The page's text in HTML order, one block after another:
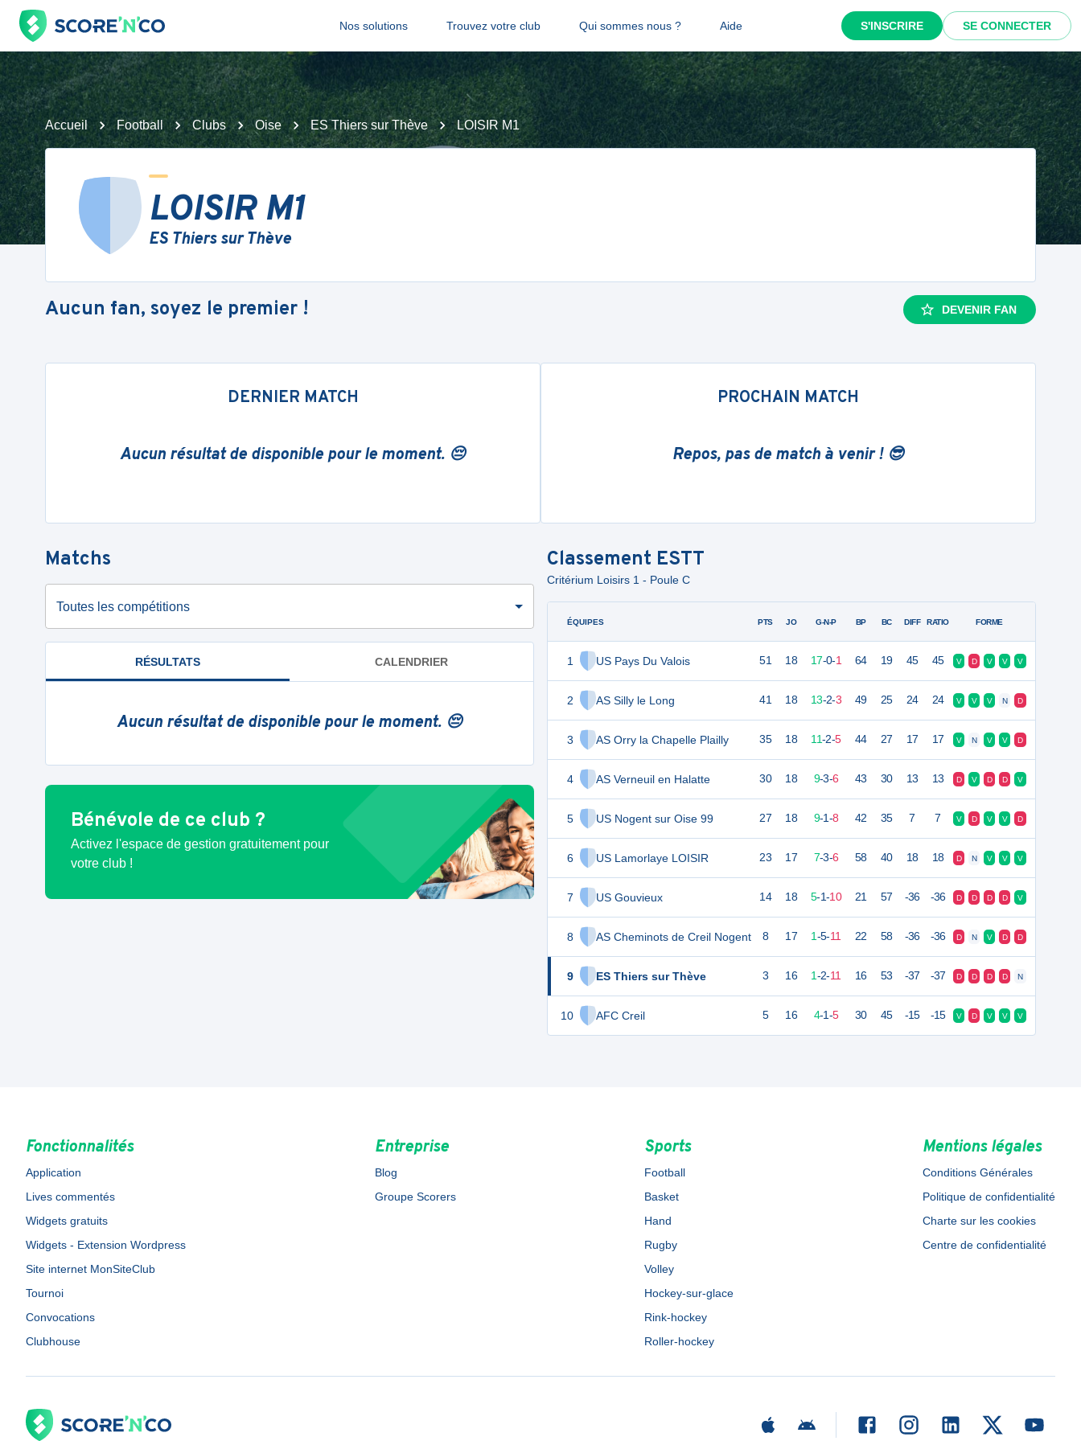
Nos solutions Trouvez votre club Qui sommes nous ? Aide S'INSCRIRE SE CONNECTER
Accueil Football Clubs Oise ES Thiers sur Thève LOISIR M1
LOISIR M1
ES Thiers sur Thève
Aucun fan, soyez le premier ! DEVENIR FAN
DERNIER MATCH
Aucun résultat de disponible pour le moment. 😔
PROCHAIN MATCH
Repos, pas de match à venir ! 😎
Matchs
Toutes les compétitions
RÉSULTATS CALENDRIER
Aucun résultat de disponible pour le moment. 😔
Bénévole de ce club ?
Activez l'espace de gestion gratuitement pour
votre club !
Classement ESTT
Critérium Loisirs 1 - Poule C
ÉQUIPES
1 US Pays Du Valois
2 AS Silly le Long
3 AS Orry la Chapelle Plailly
4 AS Verneuil en Halatte
5 US Nogent sur Oise 99
6 US Lamorlaye LOISIR
7 US Gouvieux
8 AS Cheminots de Creil Nogent
9 ES Thiers sur Thève
10 AFC Creil
PTS JO G-N-P BP BC DIFF RATIO FORME
51 18 17-0-1 64 19 45 45 V D V V V
41 18 13-2-3 49 25 24 24 V V V N D
35 18 11-2-5 44 27 17 17 V N V V D
30 18 9-3-6 43 30 13 13 D V D D V
27 18 9-1-8 42 35 7 7 V D V V D
23 17 7-3-6 58 40 18 18 D N V V V
14 18 5-1-10 21 57 -36 -36 D D D D V
8 17 1-5-11 22 58 -36 -36 D N V D D
3 16 1-2-11 16 53 -37 -37 D D D D N
5 16 4-1-5 30 45 -15 -15 V D V V V
Fonctionnalités
Application
Lives commentés
Widgets gratuits
Widgets - Extension Wordpress
Site internet MonSiteClub
Tournoi
Convocations
Clubhouse
Entreprise
Blog
Groupe Scorers
Sports
Football
Basket
Hand
Rugby
Volley
Hockey-sur-glace
Rink-hockey
Roller-hockey
Mentions légales
Conditions Générales
Politique de confidentialité
Charte sur les cookies
Centre de confidentialité